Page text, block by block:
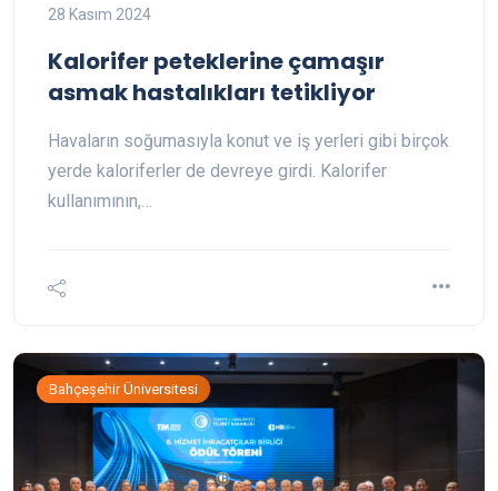
28 Kasım 2024
Kalorifer peteklerine çamaşır
asmak hastalıkları tetikliyor
Havaların soğumasıyla konut ve iş yerleri gibi birçok
yerde kaloriferler de devreye girdi. Kalorifer
kullanımının,…
Bahçeşehir Üniversitesi